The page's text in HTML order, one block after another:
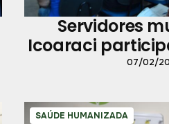
Servidores
Icoaraci
sobre
07/02/
SAÚDE HUMANIZADA